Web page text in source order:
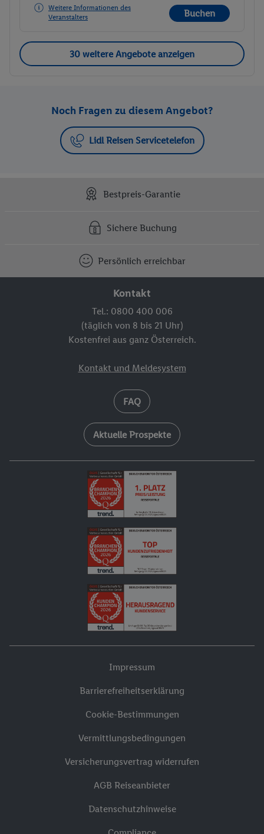
Weitere Informationen des
Veranstalters
Buchen
30 weitere Angebote anzeigen
Noch Fragen zu diesem Angebot?
Lidl Reisen Servicetelefon
Bestpreis-Garantie
Sichere Buchung
Persönlich erreichbar
Kontakt
Tel.: 0800 400 006
(täglich von 8 bis 21 Uhr)
Kostenfrei aus ganz Österreich.
Kontakt und Meldesystem
FAQ
Aktuelle Prospekte
Impressum
Barrierefreiheitserklärung
Cookie-Bestimmungen
Vermittlungsbedingungen
Versicherungsvertrag widerrufen
AGB Reiseanbieter
Datenschutzhinweise